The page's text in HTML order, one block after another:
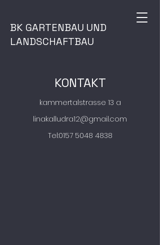
BK GARTENBAU UND
LANDSCHAFTBAU
KONTAKT
kammertalstrasse 13 a
linakalludra12@gmail.com
Tel:0157 5048 4838